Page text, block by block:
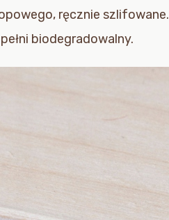
ręcznie szlifowane.
biodegradowalny.